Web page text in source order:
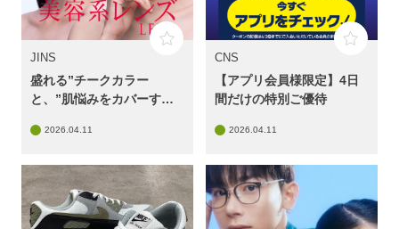
JINS
盛れる”チークカラー
と、”肌悩みをカバーす
JINS「美容系レンズ™」に
2026.04.11
CNS
【アプリ会員様限定】4日
間だけの特別ご優待
2026.04.11